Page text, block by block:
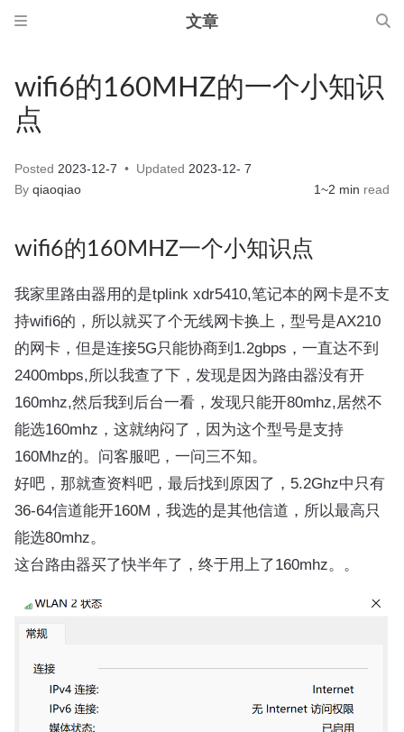
文章
wifi6的160MHZ的一个小知识
点
Posted 2023-12-7 Updated 2023-12- 7
By qiaoqiao 1~2 min read
wifi6的160MHZ一个小知识点
我家里路由器用的是tplink xdr5410,笔记本的网卡是不支
持wifi6的，所以就买了个无线网卡换上，型号是AX210
的网卡，但是连接5G只能协商到1.2gbps，一直达不到
2400mbps,所以我查了下，发现是因为路由器没有开
160mhz,然后我到后台一看，发现只能开80mhz,居然不
能选160mhz，这就纳闷了，因为这个型号是支持
160Mhz的。问客服吧，一问三不知。
好吧，那就查资料吧，最后找到原因了，5.2Ghz中只有
36-64信道能开160M，我选的是其他信道，所以最高只
能选80mhz。
这台路由器买了快半年了，终于用上了160mhz。。